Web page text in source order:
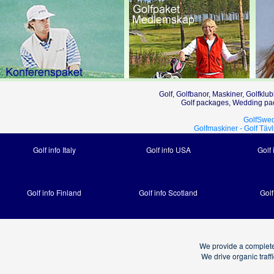
Golf, Golfbanor, Maskiner,
Golf packages, Wedding
Golfmaskiner - Golf
Golf info Italy Golf info USA Golf
Golf info Finland Golf info Scotland
We provide a
We drive organic